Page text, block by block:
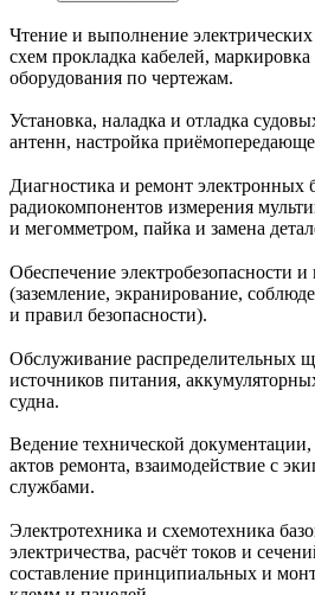
Чтение и выполнение
схем прокладка кабелей,
оборудования по чертежам.
Установка, наладка и отладка
антенн, настройка
Диагностика и ремонт электронных
радиокомпонентов измерения
и мегомметром, пайка и замена
Обеспечение электробезопасности
(заземление, экранирование,
и правил безопасности).
Обслуживание распределительных
источников питания,
судна.
Ведение технической
актов ремонта, взаимодействие с
службами.
Электротехника и схемотехника
электричества, расчёт токов и
составление принципиальных и